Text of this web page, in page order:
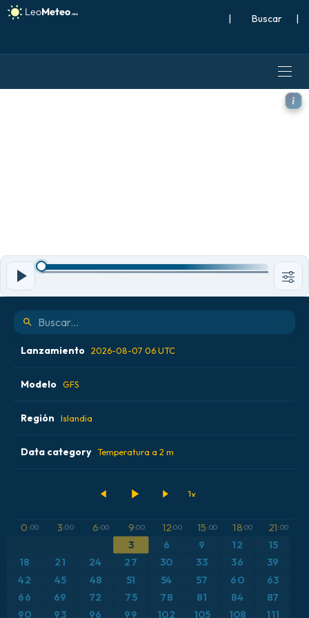
| |
GFS modelo - Islandia,
Lanzamiento 2026-08-07 06 UTC
2026-08-06 18 UTC
2026-08-07 00 UTC
2026-08-07 06 UTC
Modelo GFS
ALADIN CZ 2.3 km
ECMWF AIFS 0.25° [IA]
ICON Alemania 2 km
Región Islandia
Alemania
Caribe
Escandinavia
Data category Temperatura a 2 m
Anomalía de temperatura a 2 m
Anomalía de temperatura a 850 hPa
CAPE
0 :00 3:00 6:00 9:00 12:00 15 :00 18:00 21:00
3 6 9 12
15
18
21 24 27 30 33 36 39
42 45 48 51 54 57 60
63
66
69 72 75 78 81 84 87
90 93 96 99 102 105 108 111